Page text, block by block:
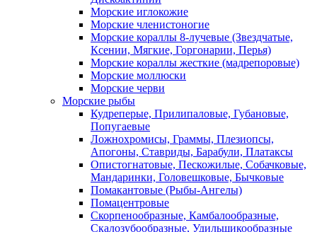
Морские иглокожие
Морские членистоногие
Морские кораллы 8-лучевые (Звездчатые,
Ксении, Мягкие, Горгонарии, Перья)
Морские кораллы жесткие (мадрепоровые)
Морские моллюски
Морские черви
Морские рыбы
Кудреперые, Прилипаловые, Губановые,
Попугаевые
Ложнохромисы, Граммы, Плезиопсы,
Апогоны, Ставриды, Барабули, Платаксы
Опистогнатовые, Пескожилые, Собачковые,
Мандаринки, Головешковые, Бычковые
Помакантовые (Рыбы-Ангелы)
Помацентровые
Скорпенообразные, Камбалообразные,
Скалозубообразные, Удильщикообразные